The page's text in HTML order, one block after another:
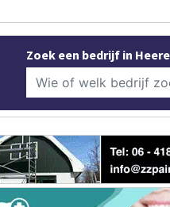
Zoek een bedrijf in